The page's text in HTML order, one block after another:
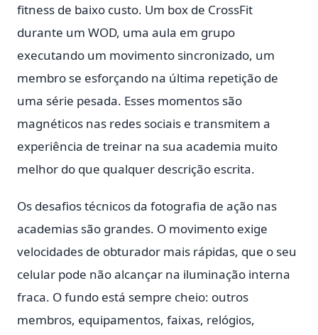
fitness de baixo custo. Um box de CrossFit
durante um WOD, uma aula em grupo
executando um movimento sincronizado, um
membro se esforçando na última repetição de
uma série pesada. Esses momentos são
magnéticos nas redes sociais e transmitem a
experiência de treinar na sua academia muito
melhor do que qualquer descrição escrita.
Os desafios técnicos da fotografia de ação nas
academias são grandes. O movimento exige
velocidades de obturador mais rápidas, que o seu
celular pode não alcançar na iluminação interna
fraca. O fundo está sempre cheio: outros
membros, equipamentos, faixas, relógios,